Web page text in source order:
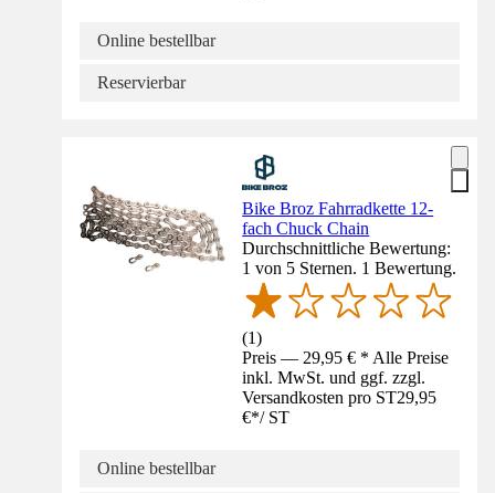
Online bestellbar
Reservierbar
Bike Broz Fahrradkette 12-
fach Chuck Chain
Durchschnittliche Bewertung:
1 von 5 Sternen. 1 Bewertung.
(1)
Preis — 29,95 € * Alle Preise
inkl. MwSt. und ggf. zzgl.
Versandkosten pro ST29,95
€*/ ST
Online bestellbar